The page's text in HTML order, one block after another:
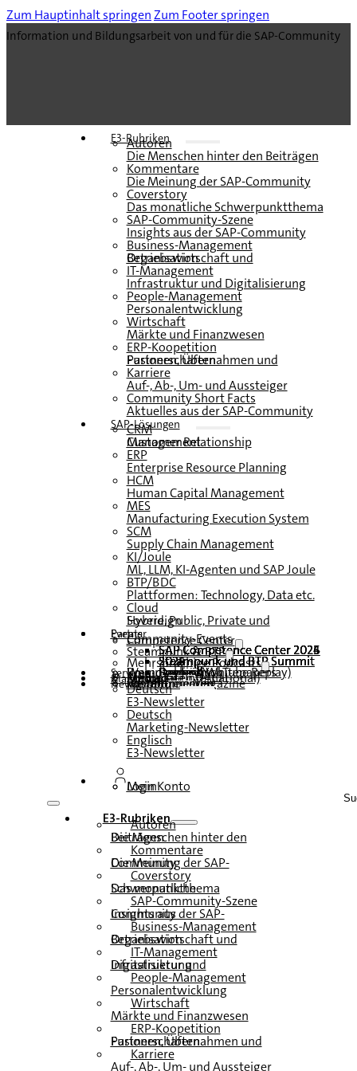
Zum Hauptinhalt springenZum Footer springen
Information und Bildungsarbeit von und für die SAP-Community
E3-Rubriken
Autoren
Die Menschen hinter den Beiträgen
Kommentare
Die Meinung der SAP-Community
Coverstory
Das monatliche Schwerpunktthema
SAP-Community-Szene
Insights aus der SAP-Community
Business-Management
Betriebswirtschaft und Organisation
IT-Management
Infrastruktur und Digitalisierung
People-Management
Personalentwicklung
Wirtschaft
Märkte und Finanzwesen
ERP-Koopetition
Fusionen, Übernahmen und Partnerschaften
Karriere
Auf-, Ab-, Um- und Aussteiger
Community Short Facts
Aktuelles aus der SAP-Community
SAP-Lösungen
CRM
Customer Relationship Management
ERP
Enterprise Resource Planning
HCM
Human Capital Management
MES
Manufacturing Execution System
SCM
Supply Chain Management
KI/Joule
ML, LLM, KI-Agenten und SAP Joule
BTP/BDC
Plattformen: Technology, Data etc.
Cloud
Hybrid, Public, Private und Sovereign
Partner
EventsCommunity-Events
Competence Center
SAP Competence Center 2026
SAP Competence Center 2025
SAP Competence Center 2024
SAP Competence Center 2023
Steampunk & BTP
Steampunk und BTP Summit 2026
Steampunk und BTP Summit 2025
Steampunk und BTP Summit 2024
Mehrsprachige Podcasts
Deutsch
Englisch
Spanisch
Französisch
Roundtables (YouTube Replay)
Webinare und Whitepapers
ServiceFormulare
Kontakt
Mediadaten DACH
Media Kit (International)
Magazin
hier abonnieren
für Abonnenten
kostenfreie Magazine
Newsletter
Deutsch
E3-Newsletter
Deutsch
Marketing-Newsletter
Englisch
E3-Newsletter
Login
Mein Konto
E3-Rubriken
Autoren
Die Menschen hinter den Beiträgen
Kommentare
Die Meinung der SAP-Community
Coverstory
Das monatliche Schwerpunktthema
SAP-Community-Szene
Insights aus der SAP-Community
Business-Management
Betriebswirtschaft und Organisation
IT-Management
Infrastruktur und Digitalisierung
People-Management
Personalentwicklung
Wirtschaft
Märkte und Finanzwesen
ERP-Koopetition
Fusionen, Übernahmen und Partnerschaften
Karriere
Auf-, Ab-, Um- und Aussteiger